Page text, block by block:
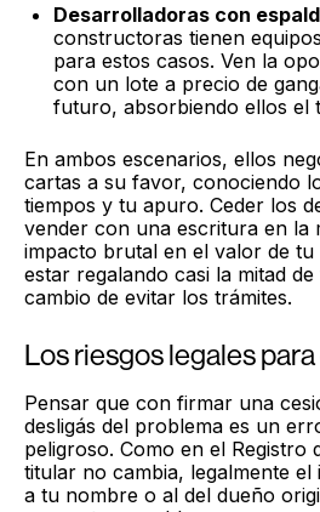
Desarrolladoras con
constructoras tienen
para estos casos. Ven la
con un lote a precio de
futuro, absorbiendo ellos el
En ambos escenarios, ellos
cartas a su favor, conociendo
tiempos y tu apuro. Ceder los
vender con una escritura en la
impacto brutal en el valor de tu
estar regalando casi la mitad
cambio de evitar los trámites.
Los riesgos legales
Pensar que con firmar una
desligás del problema es un
peligroso. Como en el Registro
titular no cambia, legalmente el
a tu nombre o al del dueño